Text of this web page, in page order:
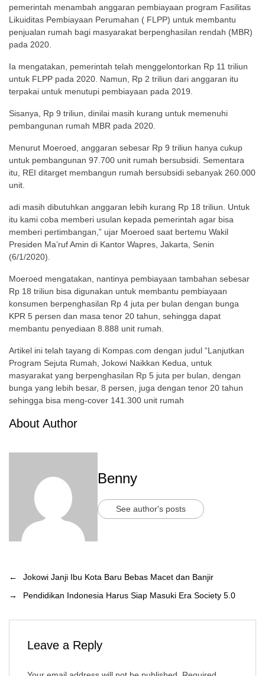
pemerintah menambah anggaran pembiayaan program Fasilitas
Likuiditas Pembiayaan Perumahan ( FLPP) untuk membantu
penjualan rumah bagi masyarakat berpenghasilan rendah (MBR)
pada 2020.
Ia mengatakan, pemerintah telah menggelontorkan Rp 11 triliun
untuk FLPP pada 2020. Namun, Rp 2 triliun dari anggaran itu
terpakai untuk menutupi pembiayaan pada 2019.
Sisanya, Rp 9 triliun, dinilai masih kurang untuk memenuhi
pembangunan rumah MBR pada 2020.
Menurut Moeroed, anggaran sebesar Rp 9 triliun hanya cukup
untuk pembangunan 97.700 unit rumah bersubsidi. Sementara
itu, REI ditarget membangun rumah bersubsidi sebanyak 260.000
unit.
adi masih dibutuhkan anggaran lebih kurang Rp 18 triliun. Untuk
itu kami coba memberi usulan kepada pemerintah agar bisa
memberi pertimbangan,” ujar Moeroed saat bertemu Wakil
Presiden Ma’ruf Amin di Kantor Wapres, Jakarta, Senin
(6/1/2020).
Moeroed mengatakan, nantinya pembiayaan tambahan sebesar
Rp 18 triliun bisa digunakan untuk membantu pembiayaan
konsumen berpenghasilan Rp 4 juta per bulan dengan bunga
KPR 5 persen dan masa tenor 20 tahun, sehingga dapat
membantu penyediaan 8.888 unit rumah.
Artikel ini telah tayang di Kompas.com dengan judul “Lanjutkan
Program Sejuta Rumah, Jokowi Naikkan Kedua, untuk
masyarakat yang berpenghasilan Rp 5 juta per bulan, dengan
bunga yang lebih besar, 8 persen, juga dengan tenor 20 tahun
sehingga bisa meng-cover 141.300 unit rumah
About Author
Benny
See author's posts
←
Jokowi Janji Ibu Kota Baru Bebas Macet dan Banjir
→
Pendidikan Indonesia Harus Siap Masuki Era Society 5.0
Leave a Reply